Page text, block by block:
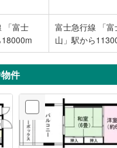
「富士
富士急行線 「富
山」駅から
件